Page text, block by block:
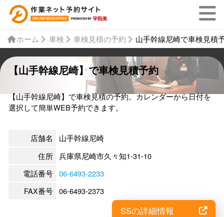
ホーム 車検 車検見積の予約 山手幹線尼崎で車検見積
【山手幹線尼崎】で車検見積予約
【山手幹線尼崎】で車検見積の予約。カレンダーから日付を
選択して簡単WEB予約できます。
店舗名
山手幹線尼崎
住所 兵庫県尼崎市久々知1-31-10
電話番号 06-6493-2233
FAX番号 06-6493-2373
SSの詳細情報